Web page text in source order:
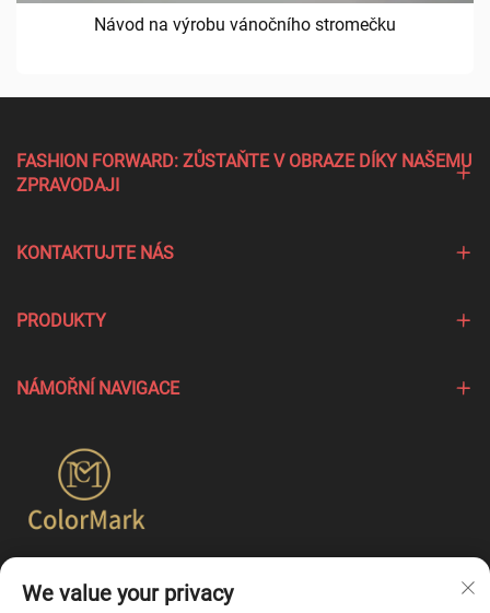
Návod na výrobu vánočního stromečku
FASHION FORWARD: ZŮSTAŇTE V OBRAZE DÍKY NAŠEMU
ZPRAVODAJI
KONTAKTUJTE NÁS
PRODUKTY
NÁMOŘNÍ NAVIGACE
které zdůrazňují jedinečné charakteristiky různých značek,
We value your privacy